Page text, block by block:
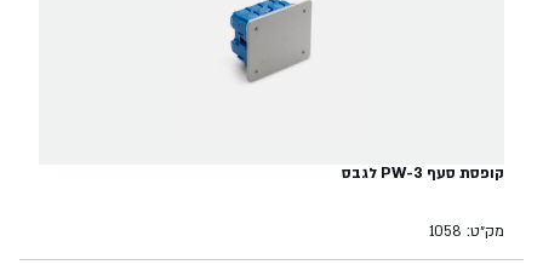
קופסת סעף PW-3 לגבס
מק״ט: 1058